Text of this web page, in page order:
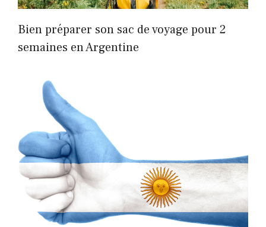
Bien préparer son sac de voyage pour 2
semaines en Argentine